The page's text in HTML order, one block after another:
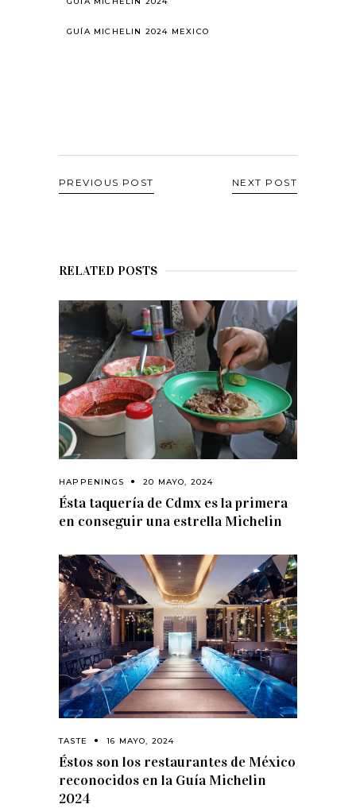
GUÍA MICHELIN 2024 MEXICO
PREVIOUS POST NEXT POST
RELATED POSTS
HAPPENINGS 20 MAYO, 2024
Ésta taquería de Cdmx es la primera
en conseguir una estrella Michelin
TASTE 16 MAYO, 2024
Éstos son los restaurantes de México
reconocidos en la Guía Michelin
2024